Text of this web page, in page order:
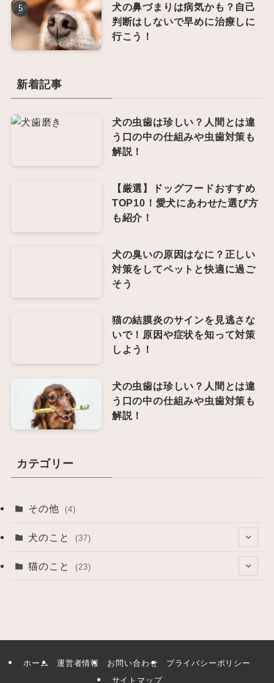
犬の鼻づまりは病気かも？自己
判断はしないで早めに治療しに
行こう！
新着記事
犬の虫歯は珍しい？人間とは違
う口の中の仕組みや虫歯対策も
解説！
【厳選】ドッグフードおすすめ
TOP10！愛犬にあわせた選び方
も紹介！
犬の臭いの原因はなに？正しい
対策をしてペットと快適に過ご
そう
猫の結膜炎のサインを見逃さな
いで！原因や症状を知って対策
しよう！
犬の虫歯は珍しい？人間とは違
う口の中の仕組みや虫歯対策も
解説！
カテゴリー
その他 (4)
犬のこと (37)
(1)
猫のこと (23)
ホーム 運営者情報 お問い合わせ
プライバシーポリシー
サイトマップ